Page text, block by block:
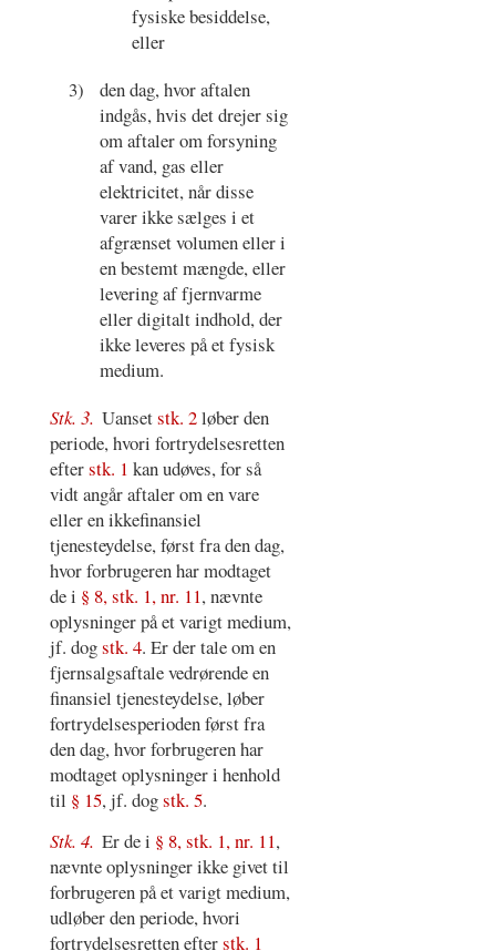
fysiske besiddelse,
eller
3)
den dag, hvor aftalen
indgås, hvis det drejer sig
om aftaler om forsyning
af vand, gas eller
elektricitet, når disse
varer ikke sælges i et
afgrænset volumen eller i
en bestemt mængde, eller
levering af fjernvarme
eller digitalt indhold, der
ikke leveres på et fysisk
medium.
Stk. 3. Uansetstk. 2løber den
periode, hvori fortrydelsesretten
efterstk. 1 kan udøves, for så
vidt angår aftaler om en vare
eller en ikkefinansiel
tjenesteydelse, først fra den dag,
hvor forbrugeren har modtaget
de i § 8, stk. 1, nr. 11, nævnte
oplysninger på et varigt medium,
jf. dogstk. 4. Er der tale om en
fjernsalgsaftale vedrørende en
finansiel tjenesteydelse, løber
fortrydelsesperioden først fra
den dag, hvor forbrugeren har
modtaget oplysninger i henhold
til § 15, jf. dogstk. 5.
Stk. 4. Er de i § 8, stk. 1, nr. 11,
nævnte oplysninger ikke givet til
forbrugeren på et varigt medium,
udløber den periode, hvori
fortrydelsesretten efterstk. 1